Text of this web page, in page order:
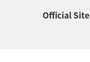
Official Site